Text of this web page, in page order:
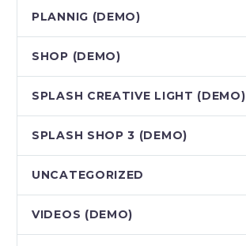
PLANNIG (DEMO)
SHOP (DEMO)
SPLASH CREATIVE LIGHT (DEMO)
SPLASH SHOP 3 (DEMO)
UNCATEGORIZED
VIDEOS (DEMO)